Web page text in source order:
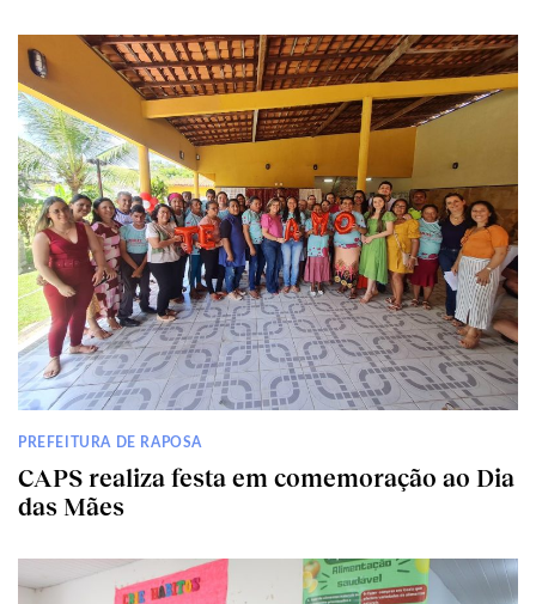
PREFEITURA DE RAPOSA
CAPS realiza festa em comemoração ao Dia
das Mães